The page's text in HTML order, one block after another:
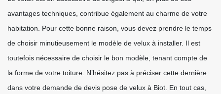
avantages techniques, contribue également au charme de votre
habitation. Pour cette bonne raison, vous devez prendre le temps
de choisir minutieusement le modèle de velux à installer. Il est
toutefois nécessaire de choisir le bon modèle, tenant compte de
la forme de votre toiture. N’hésitez pas à préciser cette dernière
dans votre demande de devis pose de velux à Biot. En tout cas,